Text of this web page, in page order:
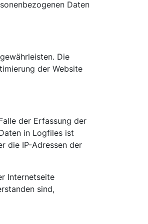
Daten
Die
der Website
der Erfassung der
in Logfiles ist
die IP-Adressen der
Internetseite
sind,